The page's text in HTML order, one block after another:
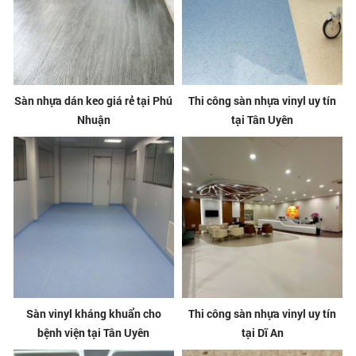
Sàn nhựa dán keo giá rẻ tại Phú
Nhuận
Thi công sàn nhựa vinyl uy tín
tại Tân Uyên
Sàn vinyl kháng khuẩn cho
bệnh viện tại Tân Uyên
Thi công sàn nhựa vinyl uy tín
tại Dĩ An